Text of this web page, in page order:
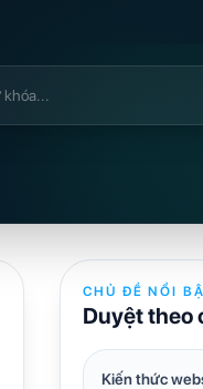
CHỦ ĐỀ NỔI
Duyệt theo
Kiến thức